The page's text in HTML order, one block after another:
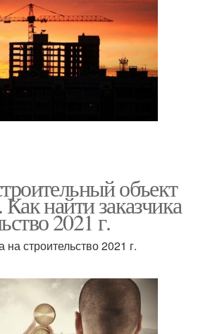
объект
найти заказчика
2021 г.
на строительство 2021 г.